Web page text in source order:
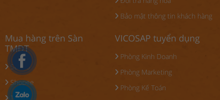
Bảo mật thông tin khách hàng
Mua hàng trên Sàn
TMĐT
Sendo
Shopee
Tiki
VICOSAP tuyển dụng
Phòng Kinh Doanh
Phòng Marketing
Phòng Kế Toán